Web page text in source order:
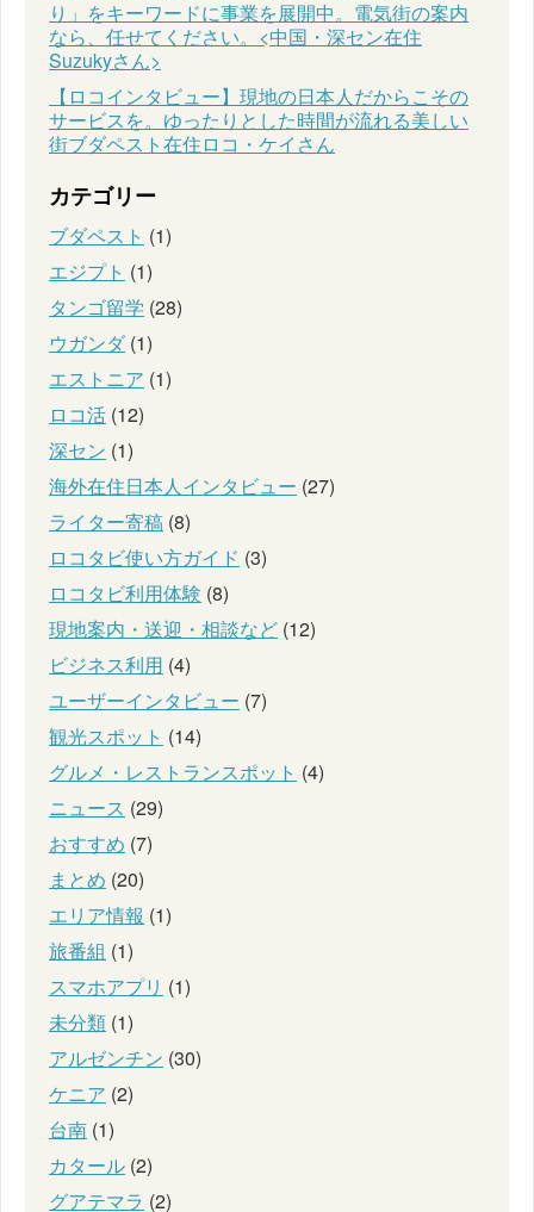
り」をキーワードに事業を展開中。電気街の案内
なら、任せてください。<中国・深セン在住
Suzukyさん>
【ロコインタビュー】現地の日本人だからこその
サービスを。ゆったりとした時間が流れる美しい
街ブダペスト在住ロコ・ケイさん
カテゴリー
ブダペスト (1)
エジプト (1)
タンゴ留学 (28)
ウガンダ(1)
エストニア (1)
ロコ活 (12)
深セン (1)
海外在住日本人インタビュー (27)
ライター寄稿 (8)
ロコタビ使い方ガイド (3)
ロコタビ利用体験 (8)
現地案内・送迎・相談など (12)
ビジネス利用 (4)
ユーザーインタビュー (7)
観光スポット (14)
グルメ・レストランスポット (4)
ニュース (29)
おすすめ (7)
まとめ (20)
エリア情報 (1)
旅番組 (1)
スマホアプリ (1)
未分類 (1)
アルゼンチン (30)
ケニア (2)
台南 (1)
カタール (2)
グアテマラ (2)